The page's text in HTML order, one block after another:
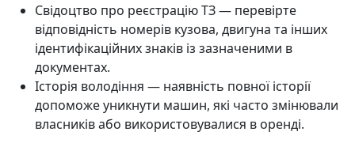
Свідоцтво про реєстрацію ТЗ — перевірте
відповідність номерів кузова, двигуна та інших
ідентифікаційних знаків із зазначеними в
документах.
Історія володіння — наявність повної історії
допоможе уникнути машин, які часто змінювали
власників або використовувалися в оренді.